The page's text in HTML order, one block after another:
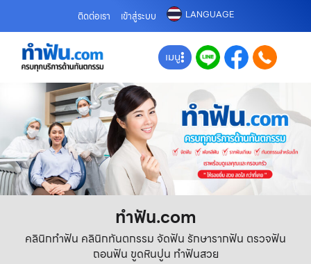
ติดต่อเรา เข้าสู่ระบบ LANGUAGE
เมนู
ทําฟัน.com
คลินิกทำฟัน คลินิกทันตกรรม จัดฟัน รักษารากฟัน ตรวจฟัน
ถอนฟัน ขูดหินปูน ทำฟันสวย